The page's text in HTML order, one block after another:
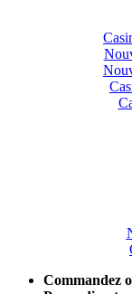
Commandez